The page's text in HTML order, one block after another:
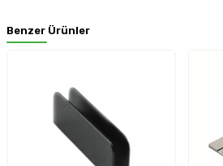
Benzer Ürünler